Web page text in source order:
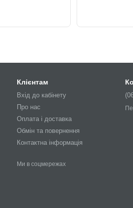
Клієнтам
Вхід до кабінету
Про нас
Оплата і доставка
Обмін та повернення
Контактна інформація
Ми в соцмережах